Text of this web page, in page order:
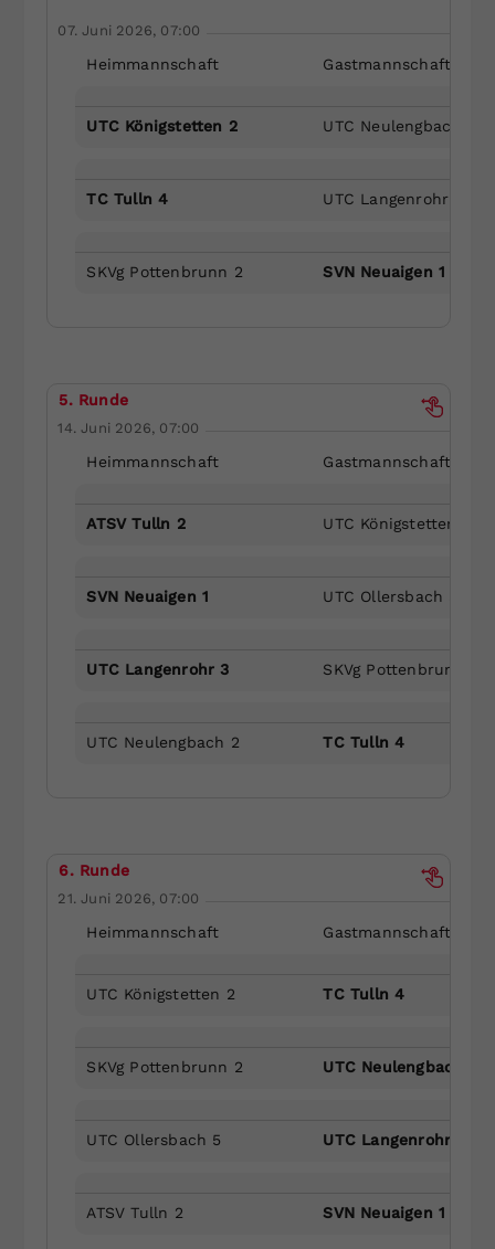
07. Juni 2026, 07:00
Heimmannschaft Gastmannschaft
UTC Königstetten 2 UTC Neulengbach 2
TC Tulln 4 UTC Langenrohr 3
SKVg Pottenbrunn 2 SVN Neuaigen 1
5. Runde
14. Juni 2026, 07:00
Heimmannschaft Gastmannschaft
ATSV Tulln 2 UTC Königstetten 2
SVN Neuaigen 1 UTC Ollersbach 5
UTC Langenrohr 3 SKVg Pottenbrunn 2
UTC Neulengbach 2 TC Tulln 4
6. Runde
21. Juni 2026, 07:00
Heimmannschaft Gastmannschaft
UTC Königstetten 2 TC Tulln 4
SKVg Pottenbrunn 2 UTC Neulengbach 2
UTC Ollersbach 5 UTC Langenrohr 3
ATSV Tulln 2 SVN Neuaigen 1